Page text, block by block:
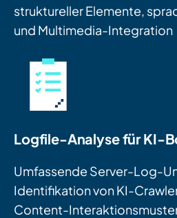
struktureller Elemente,
und Multimedia-Integration
Logfile-Analyse für KI-
Umfassende Server-Log-
Identifikation von KI-
Content-